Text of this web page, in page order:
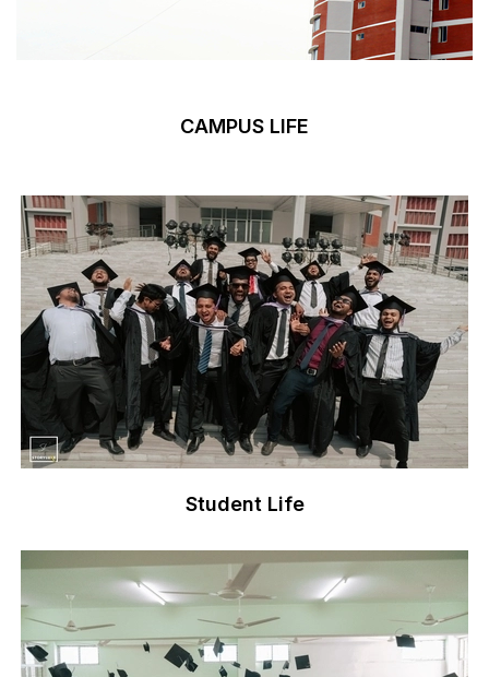
CAMPUS LIFE
Student Life